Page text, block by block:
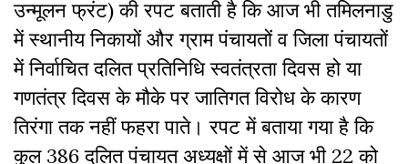
उन्मूलन फ्रंट) की रपट बताती है किआज भी तमिलनाडु
में स्थानीय निकायों और ग्राम पंचायतों व जिला पंचायतों
में निर्वाचित दलित प्रतिनिधि स्वतंत्रता दिवस हो या
गणतंत्र दिवस के मौके पर जातिगत विरोध के कारण
तिरंगा तक नहीं फहरा पाते। रपट में बताया गया है कि
कुल 386 दलित पंचायत अध्यक्षों में से आज भी 22 को